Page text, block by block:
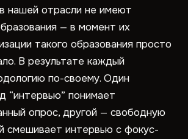
нашей отрасли не имеют
— в момент их
такого образования просто
В результате каждый
по-своему. Один
“интервью” понимает
опрос, другой — свободную
смешивает интервью с фокус-